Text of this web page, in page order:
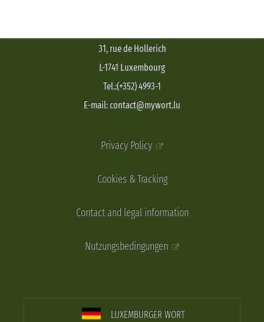
31, rue de Hollerich
L-1741 Luxembourg
Tel.:(+352) 4993-1
E-mail: contact@mywort.lu
Privacy Policy
Cookies & Tracking
Contact and legal information
Nutzungsbedingungen
LUXEMBURGER WORT